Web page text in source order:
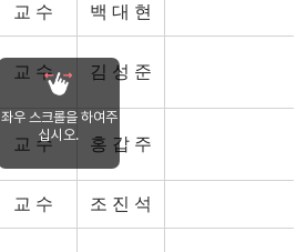
교 수 백 대 현
교 수 김 성 준
교 수 홍 갑 주
교 수 조 진 석
좌우 스크롤을 하여주
십시오.